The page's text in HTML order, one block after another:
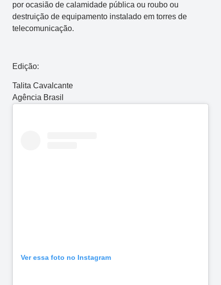
por ocasião de calamidade pública ou roubo ou
destruição de equipamento instalado em torres de
telecomunicação.
Edição:
Talita Cavalcante
Agência Brasil
Ver essa foto no Instagram